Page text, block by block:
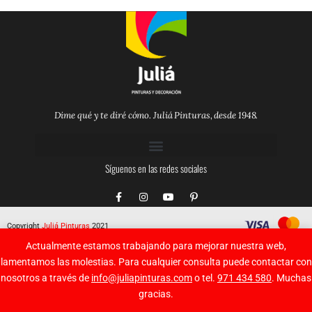
Actualmente estamos trabajando para mejorar nuestra web,
lamentamos las molestias. Para cualquier consulta puede contactar con
nosotros a través de info@juliapinturas.como tel. 971 434 580. Muchas
gracias.
Dime qué y te diré cómo. Juliá Pinturas, desde 1948.
Síguenos en las redes sociales
F
a
b
o
k
f
I
n
a
g
r
a
Y
o
u
e
P
i
e
e
s
-
Copyright Juliá Pinturas 2021